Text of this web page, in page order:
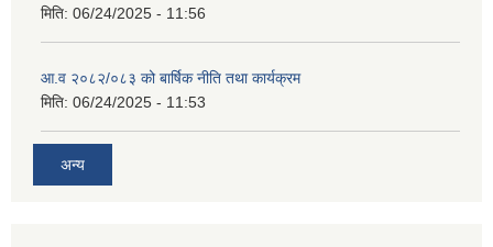
मिति: 06/24/2025 - 11:56
आ.व २०८२/०८३ को बार्षिक नीति तथा कार्यक्रम
मिति: 06/24/2025 - 11:53
अन्य